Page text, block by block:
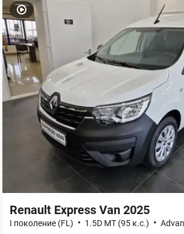
Renault Express Van 2025
I поколение (FL) • 1.5D МТ (95 к.с.) •